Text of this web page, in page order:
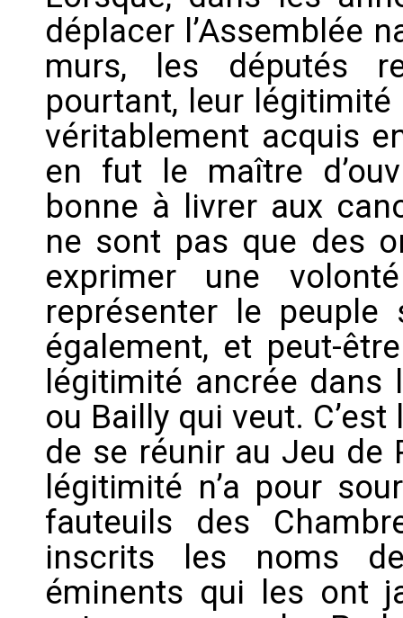
déplacer l’Assemblée
murs, les députés
pourtant, leur légitimité
véritablement acquis
en fut le maître
bonne à livrer aux
ne sont pas que des
exprimer une
représenter le peuple
également, et peut-
légitimité ancrée dans
ou Bailly qui veut.
de se réunir au Jeu de
légitimité n’a pour
fauteuils des
inscrits les noms
éminents qui les ont